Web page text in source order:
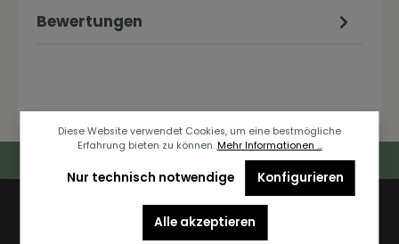
Bewertungen
Deutschlandweiter Kostenloser Versand
Newsletter
Diese Website verwendet Cookies, um eine bestmögliche
Erfahrung bieten zu können. Mehr Informationen ...
Nur technisch notwendige Konfigurieren
Alle akzeptieren